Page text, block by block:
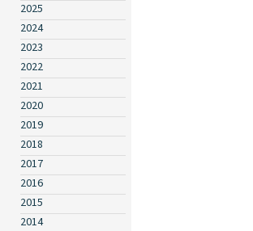
2025
2024
2023
2022
2021
2020
2019
2018
2017
2016
2015
2014